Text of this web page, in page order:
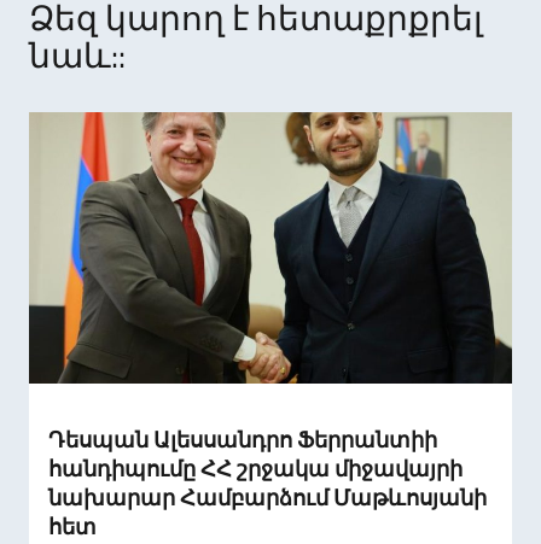
Ձեզ կարող է հետաքրքրել
նաև::
Դեսպան Ալեսսանդրո Ֆերրանտիի
հանդիպումը ՀՀ շրջակա միջավայրի
նախարար Համբարձում Մաթևոսյանի
հետ